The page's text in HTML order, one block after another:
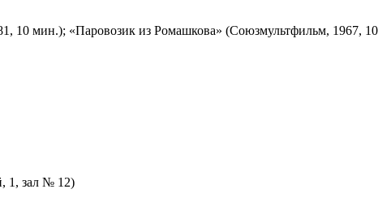
10 мин.); «Паровозик из Ромашкова» (Союзмультфильм, 1967, 10
1, зал № 12)